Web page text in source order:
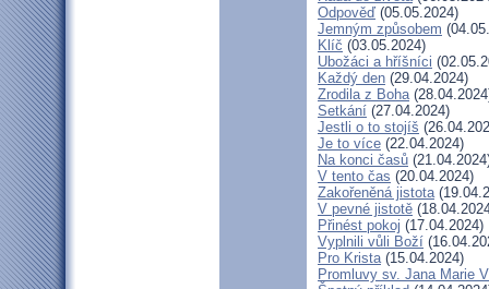
Odpověď (05.05.2024)
Jemným způsobem
Klíč (03.05.2024)
Ubožáci a hříšníci
Každý den (29.04.2024)
Zrodila z Boha
Setkání (27.04.2024)
Jestli o to stojíš
Je to více (22.04.2024)
Na konci časů
V tento čas (20.04.2024)
Zakořeněná jistota
V pevné jistotě
Přinést pokoj (17.04.2024)
Vyplnili vůli Boží
Pro Krista(15.04.2024)
Promluvy sv. Jana Marie